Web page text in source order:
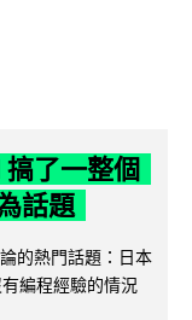
了一整個
話題
的熱門話題：日本
編程經驗的情況